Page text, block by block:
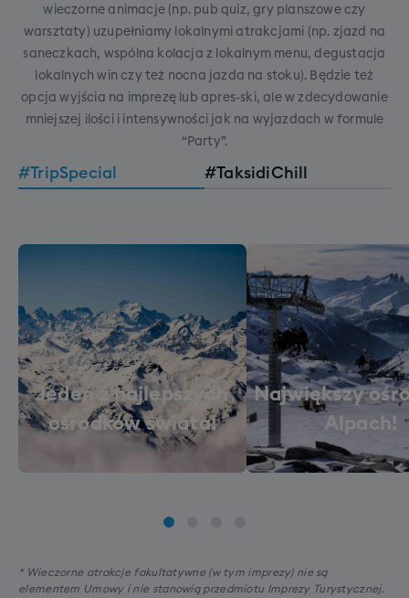
wieczorne animacje (np. pub quiz, gry planszowe czy
warsztaty) uzupełniamy lokalnymi atrakcjami (np. zjazd na
saneczkach, wspólna kolacja z lokalnym menu, degustacja
lokalnych win czy też nocna jazda na stoku). Będzie też
opcja wyjścia na imprezę lub apres-ski, ale w zdecydowanie
mniejszej ilości i intensywności jak na wyjazdach w formule
“Party”.
#TripSpecial #TaksidiChill
Jeden z najlepszych
ośrodków świata!
Największy
Alpach!
* Wieczorne atrakcje fakultatywne (w tym imprezy) nie są
elementem Umowy i nie stanowią przedmiotu Imprezy Turystycznej.